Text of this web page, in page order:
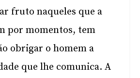
fruto naqueles que a
por momentos, tem
obrigar o homem a
que lhe comunica. A